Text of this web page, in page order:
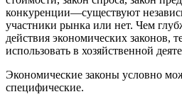
конкуренции—существуют
участники рынка или нет. Чем
действия экономических законов,
использовать в хозяйственной
Экономические законы условно
специфические.